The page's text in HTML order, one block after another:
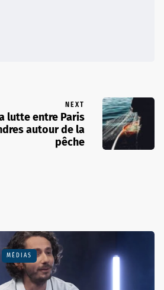
NEXT
lutte entre Paris
autour de la
pêche
MÉDIAS